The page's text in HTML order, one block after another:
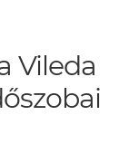
Vileda